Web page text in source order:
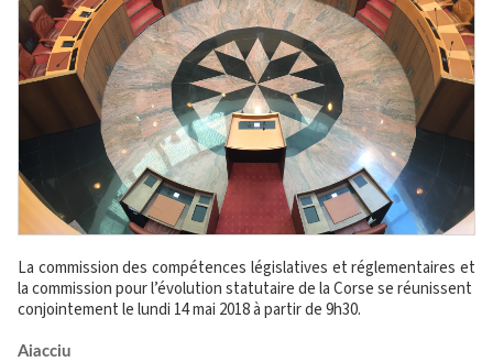
La commission des compétences législatives et réglementaires et
la commission pour l’évolution statutaire de la Corse se réunissent
conjointement le lundi 14 mai 2018 à partir de 9h30.
Aiacciu